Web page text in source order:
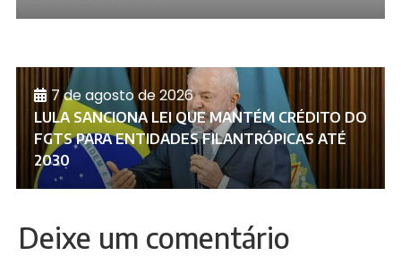
7 de agosto de 2026
LULA SANCIONA LEI QUE MANTÉM CRÉDITO DO
FGTS PARA ENTIDADES FILANTRÓPICAS ATÉ
2030
Deixe um comentário